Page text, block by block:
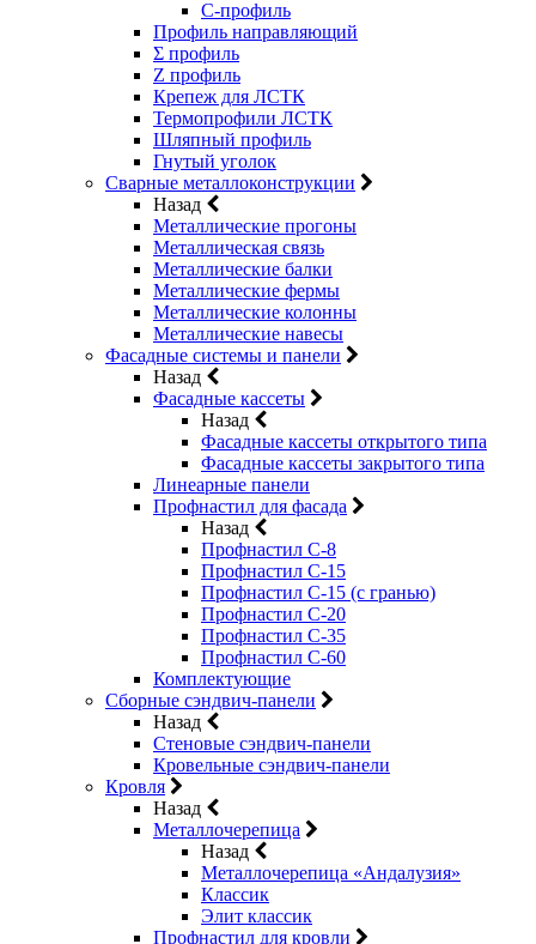
C-профиль
Профиль направляющий
Σ профиль
Z профиль
Крепеж для ЛСТК
Термопрофили ЛСТК
Шляпный профиль
Гнутый уголок
Сварные металлоконструкции
Назад
Металлические прогоны
Металлическая связь
Металлические балки
Металлические фермы
Металлические колонны
Металлические навесы
Фасадные системы и панели
Назад
Фасадные кассеты
Назад
Фасадные кассеты открытого типа
Фасадные кассеты закрытого типа
Линеарные панели
Профнастил для фасада
Назад
Профнастил С-8
Профнастил С-15
Профнастил С-15 (с гранью)
Профнастил С-20
Профнастил С-35
Профнастил С-60
Комплектующие
Сборные сэндвич-панели
Назад
Стеновые сэндвич-панели
Кровельные сэндвич-панели
Кровля
Назад
Металлочерепица
Назад
Металлочерепица «Андалузия»
Классик
Элит классик
Профнастил для кровли